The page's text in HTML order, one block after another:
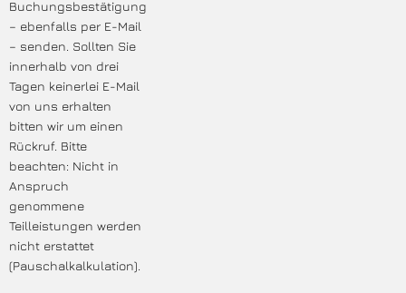
Buchungsbestätigung
– ebenfalls per E-Mail
– senden. Sollten Sie
innerhalb von drei
Tagen keinerlei E-Mail
von uns erhalten
bitten wir um einen
Rückruf. Bitte
beachten: Nicht in
Anspruch
genommene
Teilleistungen werden
nicht erstattet
(Pauschalkalkulation).